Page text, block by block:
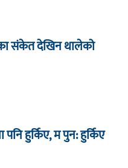
संकेत देखिन थालेको
पनि हुर्किए, म पुन: हुर्किए